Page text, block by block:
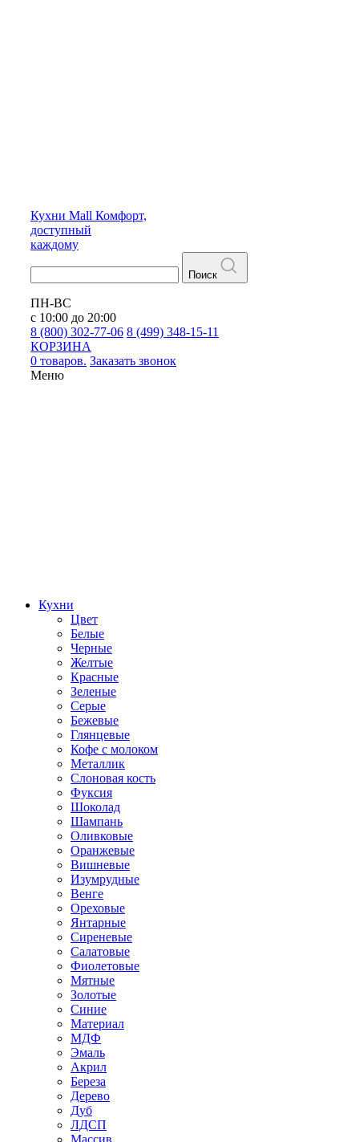
Кухни Mall Комфорт,
доступный
каждому
Поиск
ПН-ВС
с 10:00 до 20:00
8 (800) 302-77-06 8 (499) 348-15-11
КОРЗИНА
0 товаров. Заказать звонок
Меню
Кухни
Цвет
Белые
Черные
Желтые
Красные
Зеленые
Серые
Бежевые
Глянцевые
Кофе с молоком
Металлик
Слоновая кость
Фуксия
Шоколад
Шампань
Оливковые
Оранжевые
Вишневые
Изумрудные
Венге
Ореховые
Янтарные
Сиреневые
Салатовые
Фиолетовые
Мятные
Золотые
Синие
Материал
МДФ
Эмаль
Акрил
Береза
Дерево
Дуб
ЛДСП
Массив